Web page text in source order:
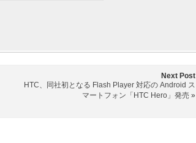
Next Post
HTC、同社初となる Flash Player 対応の Android ス
マートフォン「HTC Hero」発売 »